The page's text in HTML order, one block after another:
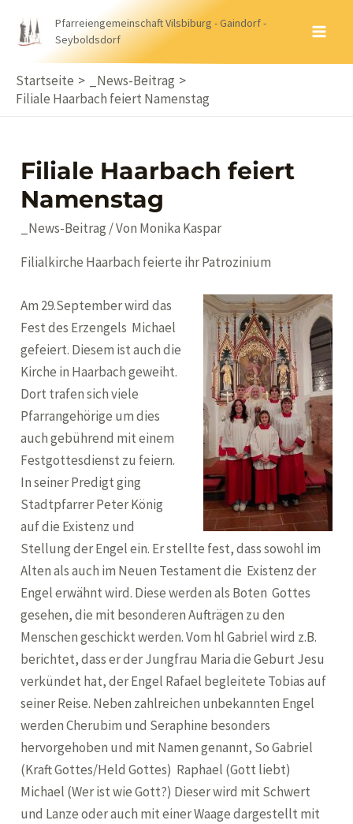
Inhalt
Pfarreiengemeinschaft Vilsbiburg - Gaindorf -
Seyboldsdorf
Startseite
_News-Beitrag
Filiale Haarbach feiert Namenstag
Filiale Haarbach feiert
Namenstag
_News-Beitrag / Von Monika Kaspar
Filialkirche Haarbach feierte ihr Patrozinium
Am 29.September wird das
Fest des Erzengels Michael
gefeiert. Diesem ist auch die
Kirche in Haarbach geweiht.
Dort trafen sich viele
Pfarrangehörige um dies
auch gebührend mit einem
Festgottesdienst zu feiern.
In seiner Predigt ging
Stadtpfarrer Peter König
auf die Existenz und
Stellung der Engel ein. Er stellte fest, dass sowohl im
Alten als auch im Neuen Testament die Existenz der
Engel erwähnt wird. Diese werden als Boten Gottes
gesehen, die mit besonderen Aufträgen zu den
Menschen geschickt werden. Vom hl Gabriel wird z.B.
berichtet, dass er der Jungfrau Maria die Geburt Jesu
verkündet hat, der Engel Rafael begleitete Tobias auf
seiner Reise. Neben zahlreichen unbekannten Engel
werden Cherubim und Seraphine besonders
hervorgehoben und mit Namen genannt, So Gabriel
(Kraft Gottes/Held Gottes) Raphael (Gott liebt)
Michael (Wer ist wie Gott?) Dieser wird mit Schwert
und Lanze oder auch mit einer Waage dargestellt mit